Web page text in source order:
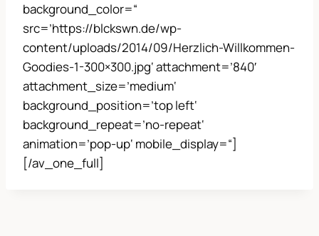
background_color=“
src=’https://blckswn.de/wp-
content/uploads/2014/09/Herzlich-Willkommen-
Goodies-1-300×300.jpg‘ attachment=’840′
attachment_size=’medium‘
background_position=’top left‘
background_repeat=’no-repeat‘
animation=’pop-up‘ mobile_display=“]
[/av_one_full]